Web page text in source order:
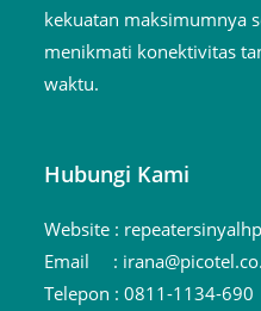
kekuatan maksimumnya
menikmati konektivitas
waktu.
Hubungi Kami
Website :
Email :
Telepon :0811-1134-690